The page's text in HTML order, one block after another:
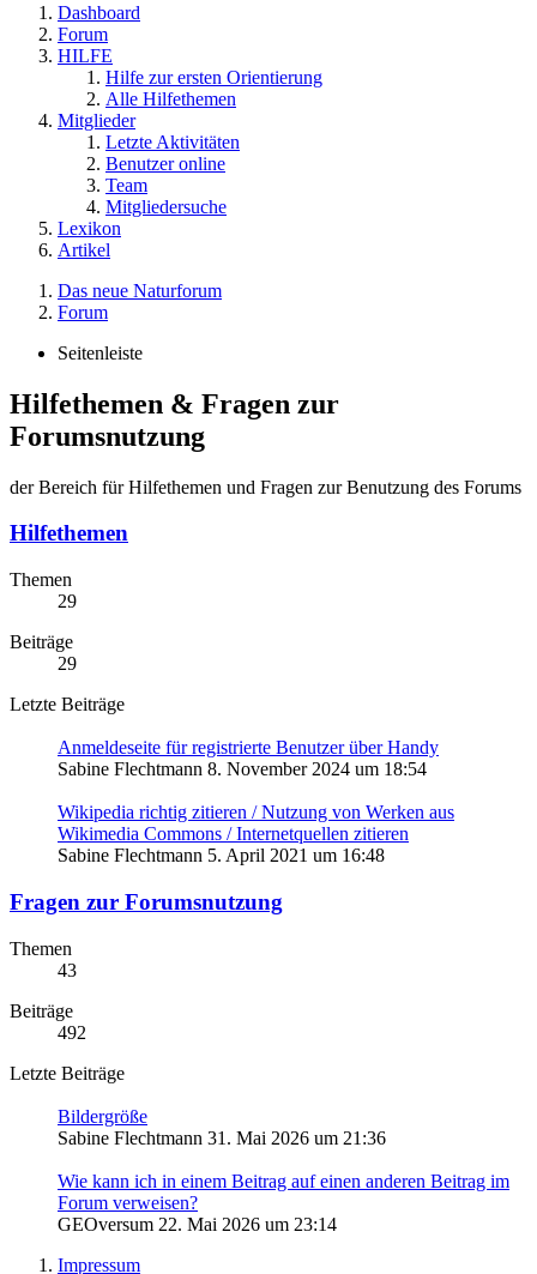
Dashboard
Forum
HILFE
Hilfe zur ersten Orientierung
Alle Hilfethemen
Mitglieder
Letzte Aktivitäten
Benutzer online
Team
Mitgliedersuche
Lexikon
Artikel
Das neue Naturforum
Forum
Seitenleiste
Hilfethemen & Fragen zur
Forumsnutzung
der Bereich für Hilfethemen und Fragen zur Benutzung des Forums
Hilfethemen
Themen
29
Beiträge
29
Letzte Beiträge
Anmeldeseite für registrierte Benutzer über Handy
Sabine Flechtmann 8. November 2024 um 18:54
Wikipedia richtig zitieren / Nutzung von Werken aus
Wikimedia Commons / Internetquellen zitieren
Sabine Flechtmann 5. April 2021 um 16:48
Fragen zur Forumsnutzung
Themen
43
Beiträge
492
Letzte Beiträge
Bildergröße
Sabine Flechtmann 31. Mai 2026 um 21:36
Wie kann ich in einem Beitrag auf einen anderen Beitrag im
Forum verweisen?
GEOversum 22. Mai 2026 um 23:14
Impressum